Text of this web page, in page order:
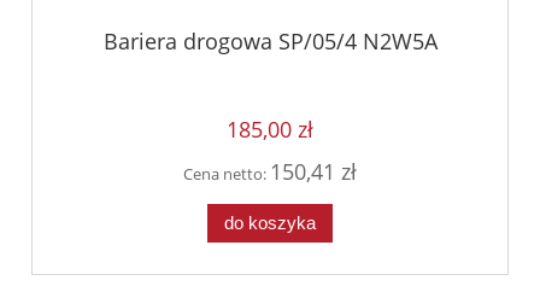
Bariera drogowa SP/05/4 N2W5A
185,00 zł
Cena netto: 150,41 zł
do koszyka